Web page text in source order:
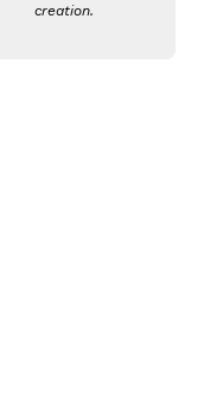
creation.